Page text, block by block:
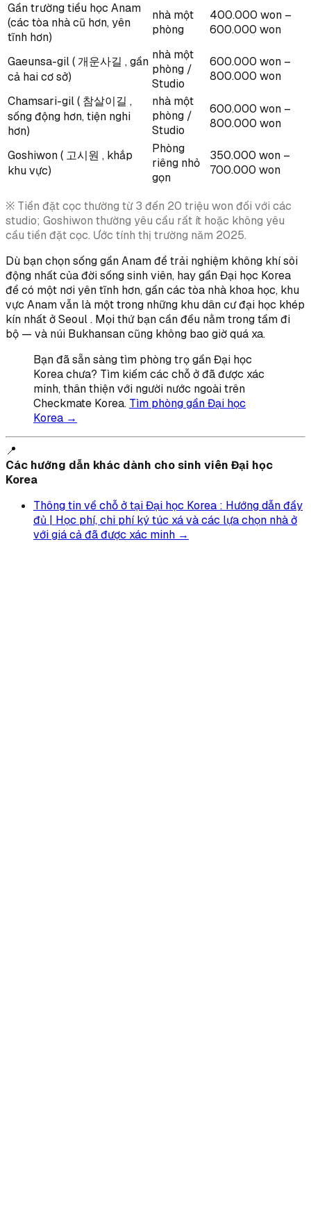
Gần trường tiểu học Anam
(các tòa nhà cũ hơn, yên
tĩnh hơn)
nhà một
phòng
400.000 won –
600.000 won
Gaeunsa-gil ( 개운사길 , gần
cả hai cơ sở)
nhà một
phòng /
Studio
600.000 won –
800.000 won
Chamsari-gil ( 참살이길 ,
sống động hơn, tiện nghi
hơn)
nhà một
phòng /
Studio
600.000 won –
800.000 won
Goshiwon ( 고시원 , khắp
khu vực)
Phòng
riêng nhỏ
gọn
350.000 won –
700.000 won
※ Tiền đặt cọc thường từ 3 đến 20 triệu won đối với các
studio; Goshiwon thường yêu cầu rất ít hoặc không yêu
cầu tiền đặt cọc. Ước tính thị trường năm 2025.
Dù bạn chọn sống gần Anam để trải nghiệm không khí sôi
động nhất của đời sống sinh viên, hay gần Đại học Korea
để có một nơi yên tĩnh hơn, gần các tòa nhà khoa học, khu
vực Anam vẫn là một trong những khu dân cư đại học khép
kín nhất ở Seoul . Mọi thứ bạn cần đều nằm trong tầm đi
bộ — và núi Bukhansan cũng không bao giờ quá xa.
Bạn đã sẵn sàng tìm phòng trọ gần Đại học
Korea chưa? Tìm kiếm các chỗ ở đã được xác
minh, thân thiện với người nước ngoài trên
Checkmate Korea. Tìm phòng gần Đại học
Korea →
📍
Các hướng dẫn khác dành cho sinh viên Đại học
Korea
Thông tin về chỗ ở tại Đại học Korea : Hướng dẫn đầy
đủ | Học phí, chi phí ký túc xá và các lựa chọn nhà ở
với giá cả đã được xác minh →